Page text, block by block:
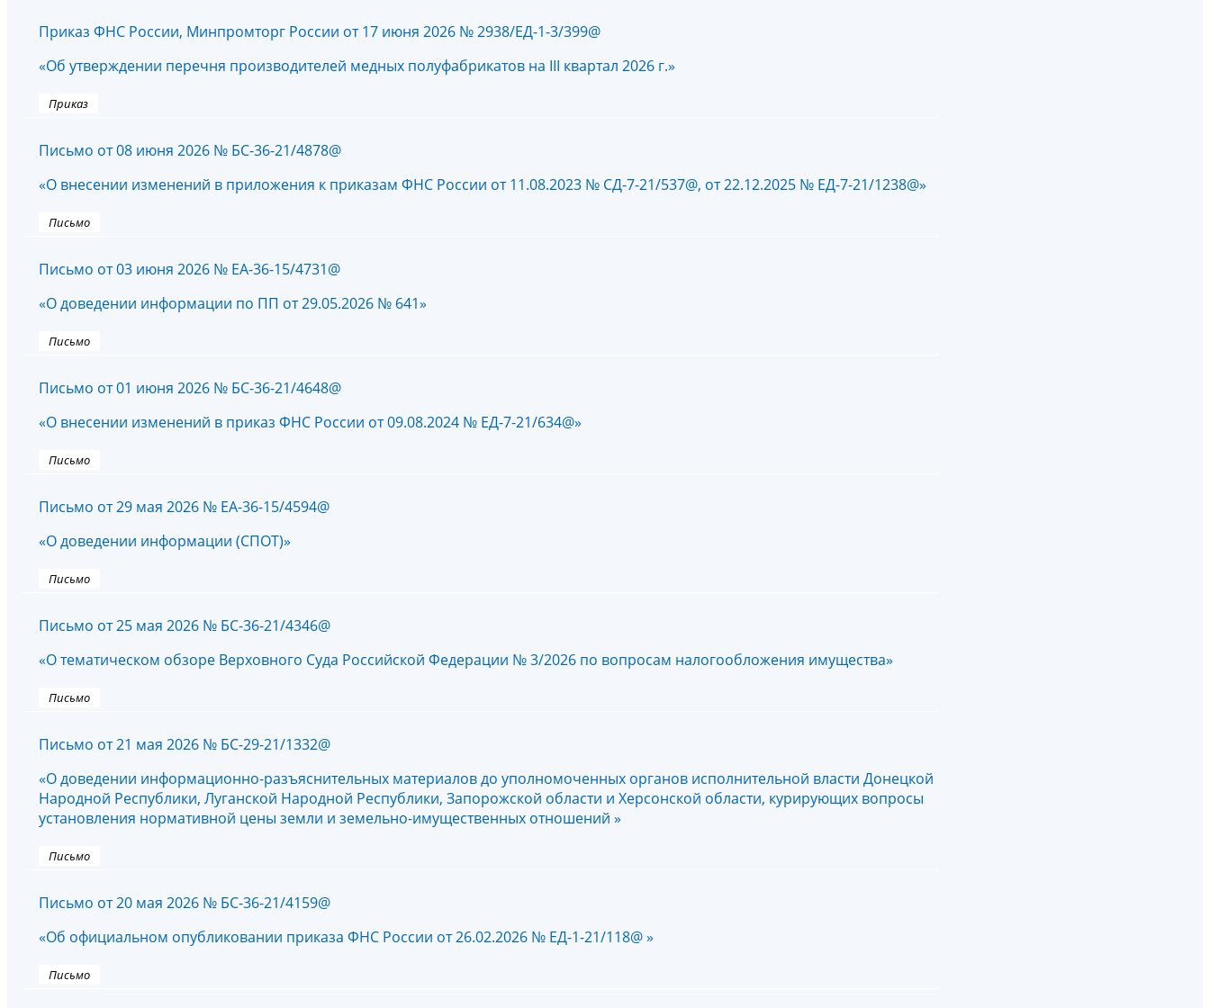
Приказ ФНС России, Минпромторг России от 17 июня 2026 № 2938/ЕД-1-3/399@
«Об утверждении перечня производителей медных полуфабрикатов на III квартал 2026 г.»
Приказ
Письмо от 08 июня 2026 № БС-36-21/4878@
«О внесении изменений в приложения к приказам ФНС России от 11.08.2023 № СД-7-21/537@, от 22.12.2025 № ЕД-7-21/1238@»
Письмо
Письмо от 03 июня 2026 № EA-36-15/4731@
«О доведении информации по ПП от 29.05.2026 № 641»
Письмо
Письмо от 01 июня 2026 № БС-36-21/4648@
«О внесении изменений в приказ ФНС России от 09.08.2024 № ЕД-7-21/634@»
Письмо
Письмо от 29 мая 2026 № ЕА-36-15/4594@
«О доведении информации (СПОТ)»
Письмо
Письмо от 25 мая 2026 № БС-36-21/4346@
«О тематическом обзоре Верховного Суда Российской Федерации № 3/2026 по вопросам налогообложения имущества»
Письмо
Письмо от 21 мая 2026 № БС-29-21/1332@
«О доведении информационно-разъяснительных материалов до уполномоченных органов исполнительной власти Донецкой
Народной Республики, Луганской Народной Республики, Запорожской области и Херсонской области, курирующих вопросы
установления нормативной цены земли и земельно-имущественных отношений »
Письмо
Письмо от 20 мая 2026 № БС-36-21/4159@
«Об официальном опубликовании приказа ФНС России от 26.02.2026 № ЕД-1-21/118@ »
Письмо